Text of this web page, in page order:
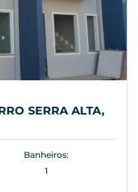
SERRA ALTA,
Banheiros:
1